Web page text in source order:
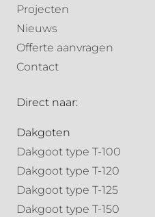
Projecten
Nieuws
Offerte aanvragen
Contact
Direct naar:
Dakgoten
Dakgoot type T-100
Dakgoot type T-120
Dakgoot type T-125
Dakgoot type T-150